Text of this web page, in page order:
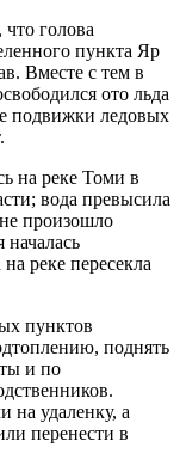
голова
пункта Яр
Вместе с тем в
ото льда
подвижки ледовых
на реке Томи в
вода превысила
произошло
реке пересекла
пунктов
поднять
и по
на удаленку, а
перенести в